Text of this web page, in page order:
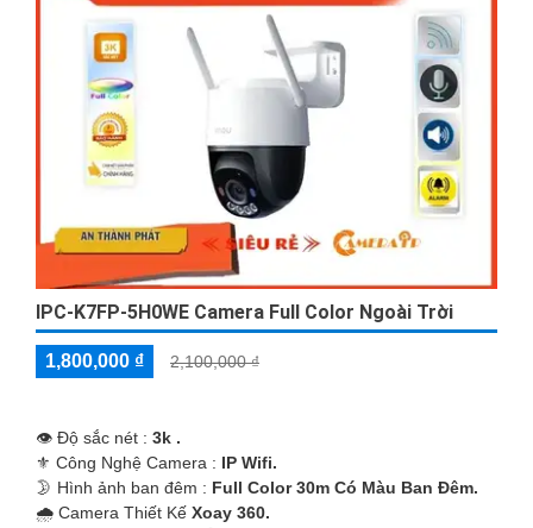
IPC-K7FP-5H0WE Camera Full Color Ngoài Trời
1,800,000 ₫ 2,100,000 ₫
👁 Độ sắc nét : 3k .
⚜️ Công Nghệ Camera : IP Wifi.
🌛 Hình ảnh ban đêm : Full Color 30m Có Màu Ban Ðêm.
🌧️ Camera Thiết Kế Xoay 360.